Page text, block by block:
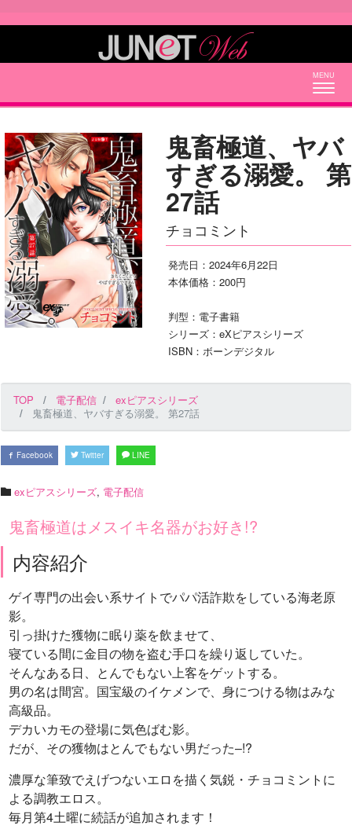
鬼畜極道、ヤバ
すぎる溺愛。 第
27話
チョコミント
発売日：2024年6月22日
本体価格：200円
判型：電子書籍
シリーズ：eXピアスシリーズ
ISBN：ボーンデジタル
TOP 電子配信
exピアスシリーズ
鬼畜極道、ヤバすぎる溺愛。 第27話
Facebook Twitter LINE
exピアスシリーズ, 電子配信
鬼畜極道はメスイキ名器がお好き!?
内容紹介
ゲイ専門の出会い系サイトでパパ活詐欺をしている海老原
影。
引っ掛けた獲物に眠り薬を飲ませて、
寝ている間に金目の物を盗む手口を繰り返していた。
そんなある日、とんでもない上客をゲットする。
男の名は間宮。国宝級のイケメンで、身につける物はみな
高級品。
デカいカモの登場に気色ばむ影。
だが、その獲物はとんでもない男だった–!?
濃厚な筆致でえげつないエロを描く気鋭・チョコミントに
よる調教エロス。
毎月第4土曜に続話が追加されます！